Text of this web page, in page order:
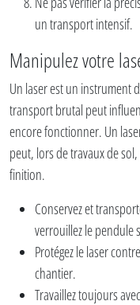
un transport intensif.
Manipulez votre
Un laser est un instrument
transport brutal peut
encore fonctionner. Un
peut, lors de travaux de
finition.
Conservez et
verrouillez le pendule
Protégez le laser
chantier.
Travaillez toujours